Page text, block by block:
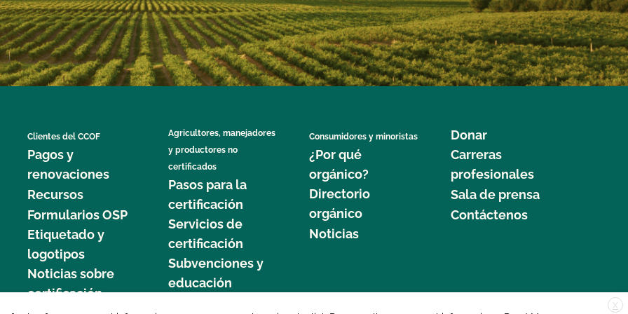
Clientes del CCOF
Pagos y
renovaciones
Recursos
Formularios OSP
Etiquetado y
logotipos
Noticias sobre
certificación
Agricultores, manejadores
y productores no
certificados
Pasos para la
certificación
Servicios de
certificación
Subvenciones y
educación
Consumidores y minoristas
¿Por qué
orgánico?
Directorio
orgánico
Noticias
Donar
Carreras
profesionales
Sala de prensa
Contáctenos
X